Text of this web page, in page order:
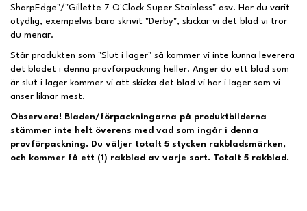
SharpEdge"/"Gillette 7 O'Clock Super Stainless" osv. Har du varit
otydlig, exempelvis bara skrivit "Derby", skickar vi det blad vi tror
du menar.
Står produkten som "Slut i lager" så kommer vi inte kunna leverera
det bladet i denna provförpackning heller. Anger du ett blad som
är slut i lager kommer vi att skicka det blad vi har i lager som vi
anser liknar mest.
Observera! Bladen/förpackningarna på produktbilderna
stämmer inte helt överens med vad som ingår i denna
provförpackning. Du väljer totalt 5 stycken rakbladsmärken,
och kommer få ett (1) rakblad av varje sort. Totalt 5 rakblad.